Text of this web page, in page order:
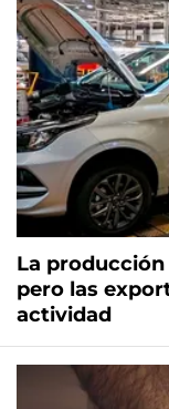
La
pero las
actividad